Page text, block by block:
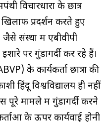
विचारधारा के छात्र
प्रदर्शन करते हुए
संस्था में एबीवीपी
पर गुंडागर्दी कर रहे हैं।
के कार्यकर्ता छात्रों की
हिंदू विश्वविद्यालय ही नहीं
पूरे मामले में गुंडागर्दी करने
के ऊपर कार्यवाई होनी